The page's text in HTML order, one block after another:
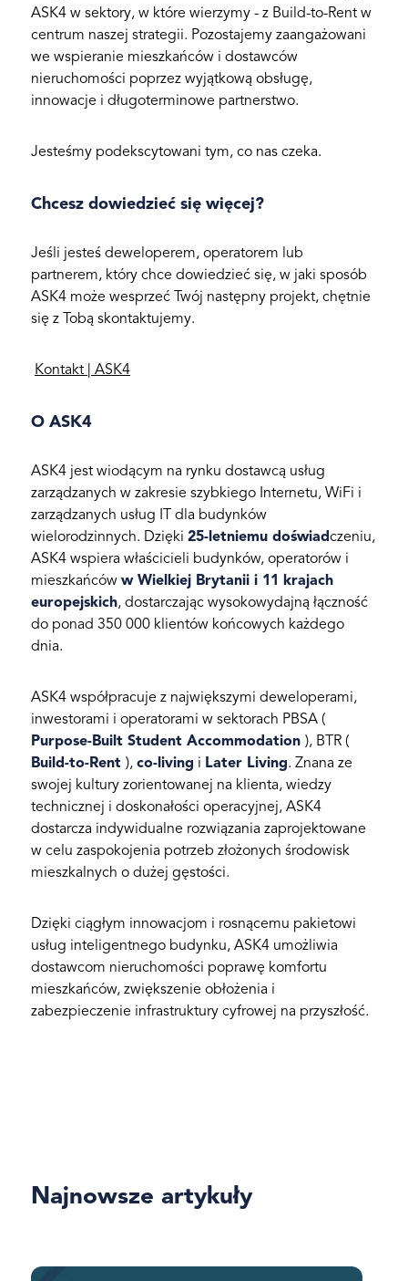
ASK4 w sektory, w które wierzymy - z Build-to-Rent w
centrum naszej strategii. Pozostajemy zaangażowani
we wspieranie mieszkańców i dostawców
nieruchomości poprzez wyjątkową obsługę,
innowacje i długoterminowe partnerstwo.
Jesteśmy podekscytowani tym, co nas czeka.
Chcesz dowiedzieć się więcej?
Jeśli jesteś deweloperem, operatorem lub
partnerem, który chce dowiedzieć się, w jaki sposób
ASK4 może wesprzeć Twój następny projekt, chętnie
się z Tobą skontaktujemy.
Kontakt | ASK4
O ASK4
ASK4 jest wiodącym na rynku dostawcą usług
zarządzanych w zakresie szybkiego Internetu, WiFi i
zarządzanych usług IT dla budynków
wielorodzinnych. Dzięki 25-letniemu doświadczeniu,
ASK4 wspiera właścicieli budynków, operatorów i
mieszkańców w Wielkiej Brytanii i 11 krajach
europejskich, dostarczając wysokowydajną łączność
do ponad 350 000 klientów końcowych każdego
dnia.
ASK4 współpracuje z największymi deweloperami,
inwestorami i operatorami w sektorach PBSA (
Purpose-Built Student Accommodation ), BTR (
Build-to-Rent ), co-living i Later Living. Znana ze
swojej kultury zorientowanej na klienta, wiedzy
technicznej i doskonałości operacyjnej, ASK4
dostarcza indywidualne rozwiązania zaprojektowane
w celu zaspokojenia potrzeb złożonych środowisk
mieszkalnych o dużej gęstości.
Dzięki ciągłym innowacjom i rosnącemu pakietowi
usług inteligentnego budynku, ASK4 umożliwia
dostawcom nieruchomości poprawę komfortu
mieszkańców, zwiększenie obłożenia i
zabezpieczenie infrastruktury cyfrowej na przyszłość.
Najnowsze artykuły